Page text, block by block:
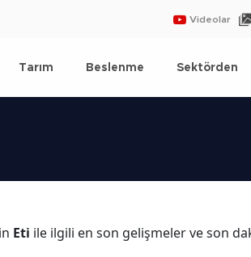
Videolar
Tarım Beslenme Sektörden
Eti ile ilgili en son gelişmeler ve son